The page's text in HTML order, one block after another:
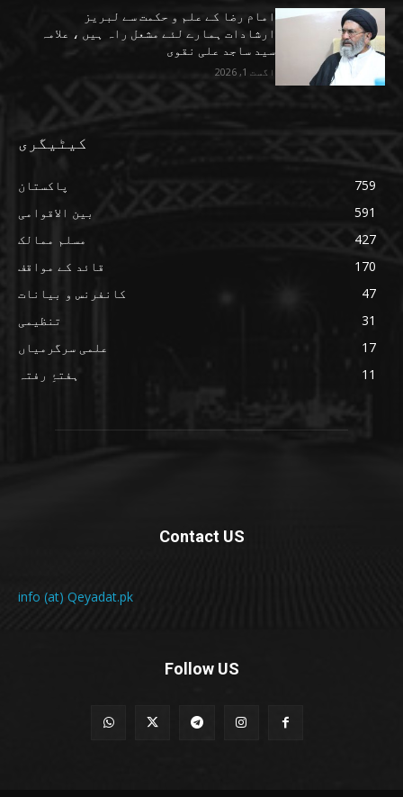
امام رضا کے علم و حکمت سے لبریز
ارشادات ہمارے لئے مشعل راہ ہیں ، علامہ
سید ساجد علی نقوی
اگست 1, 2026
کیٹیگری
پاکستان
759
بین الاقوامی
591
مسلم ممالک
427
قائد کے مواقف
170
کانفرنس و بیانات
47
تنظیمی
31
علمی سرگرمیاں
17
ہفتۂِ رفتہ
11
Contact US
info (at) Qeyadat.pk
Follow US